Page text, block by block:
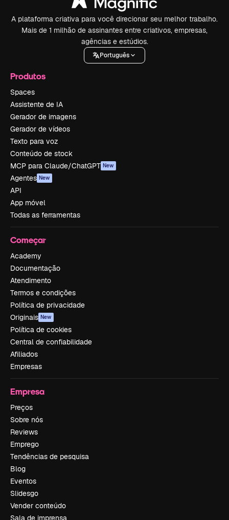
A plataforma criativa para você direcionar seu melhor trabalho.
Mais de 1 milhão de assinantes entre criativos, empresas,
agências e estúdios.
Português
Produtos
Spaces
Assistente de IA
Gerador de imagens
Gerador de vídeos
Texto para voz
Conteúdo de stock
MCP para Claude/ChatGPT New
Agentes New
API
App móvel
Todas as ferramentas
Começar
Academy
Documentação
Atendimento
Termos e condições
Política de privacidade
Originais New
Política de cookies
Central de confiabilidade
Afiliados
Empresas
Empresa
Preços
Sobre nós
Reviews
Emprego
Tendências de pesquisa
Blog
Eventos
Slidesgo
Vender conteúdo
Sala de imprensa